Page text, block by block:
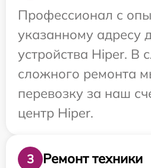
Профессионал с
указанному адресу
устройства Hiper. В
сложного ремонта
перевозку за наш
центр Hiper.
3
Ремонт техники